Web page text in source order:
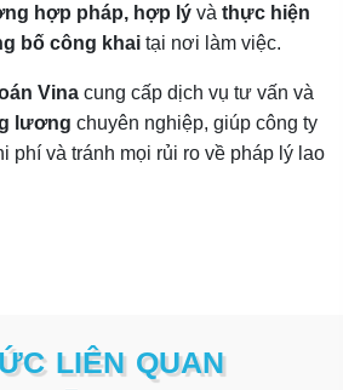
hợp pháp, hợp lý và thực hiện
bố công khai tại nơi làm việc.
Vina cung cấp dịch vụ tư vấn và
lương chuyên nghiệp, giúp công ty
phí và tránh mọi rủi ro về pháp lý lao
LIÊN QUAN